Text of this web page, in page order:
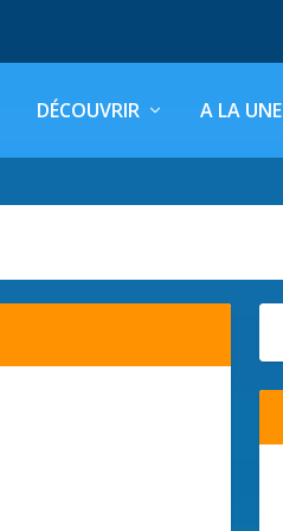
DÉCOUVRIR A LA UNE